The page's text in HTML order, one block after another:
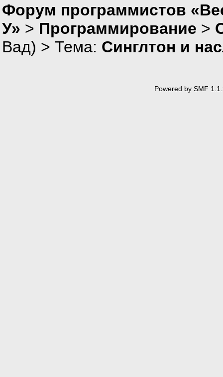
Форум программистов
У» > Программирование >
Вад) > Тема: Синглтон и
Powered by SMF